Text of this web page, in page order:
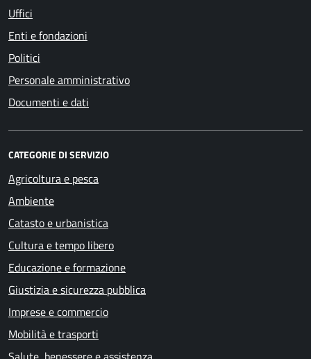
Uffici
Enti e fondazioni
Politici
Personale amministrativo
Documenti e dati
CATEGORIE DI SERVIZIO
Agricoltura e pesca
Ambiente
Catasto e urbanistica
Cultura e tempo libero
Educazione e formazione
Giustizia e sicurezza pubblica
Imprese e commercio
Mobilità e trasporti